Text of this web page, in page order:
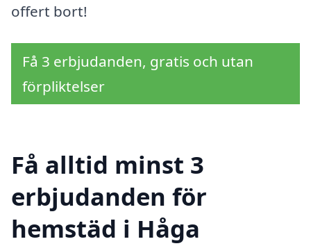
offert bort!
Få 3 erbjudanden, gratis och utan
förpliktelser
Få alltid minst 3
erbjudanden för
hemstäd i Håga